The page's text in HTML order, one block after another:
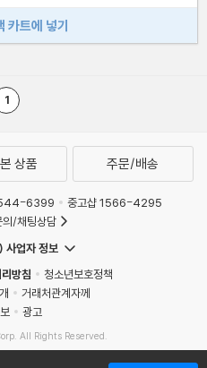
카트에 넣기
1
상품 주문/배송
6399
중고샵 1566-4295
/채팅상담
사업자 정보
방침
청소년보호정책
거래처관계자께
광고
All Rights Reserved.